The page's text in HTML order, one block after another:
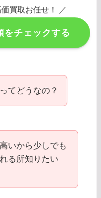
買取お任せ！ ／
をチェックする
てどうなの？
いから少しでも
る所知りたい